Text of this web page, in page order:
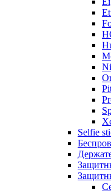
Selfie